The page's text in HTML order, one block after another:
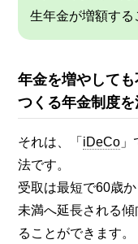
生年金が増額する
年金を増やして
つくる年金制度を
それは、「 iDeCo
法です。
受取は最短で60歳
未満へ延長される
ることができます。